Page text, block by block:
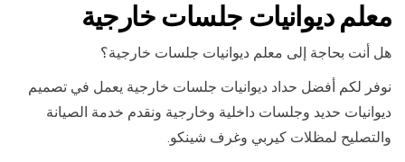
معلم ديوانيات جلسات خارجية
هل أنت بحاجة إلى معلم ديوانيات جلسات خارجية؟
نوفر لكم أفضل حداد ديوانيات جلسات خارجية يعمل في تصميم
ديوانيات حديد وجلسات داخلية وخارجية ونقدم خدمة الصيانة
والتصليح لمظلات كيربي وغرف شينكو.